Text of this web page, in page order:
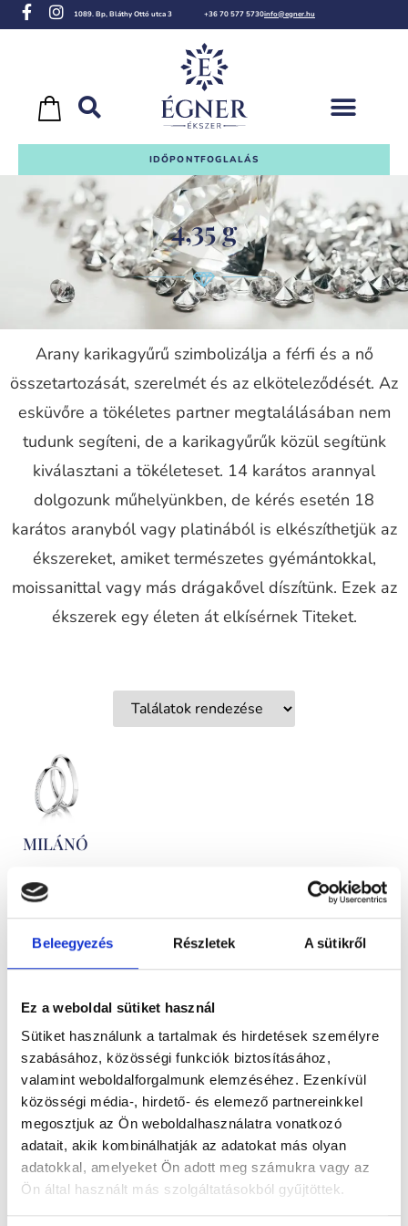
Beleegyezés Részletek A sütikről
Ez a weboldal sütiket használ
Sütiket használunk a tartalmak és hirdetések személyre
szabásához, közösségi funkciók biztosításához,
valamint weboldalforgalmunk elemzéséhez. Ezenkívül
közösségi média-, hirdető- és elemező partnereinkkel
megosztjuk az Ön weboldalhasználatra vonatkozó
adatait, akik kombinálhatják az adatokat más olyan
adatokkal, amelyeket Ön adott meg számukra vagy az
Ön által használt más szolgáltatásokból gyűjtöttek.
1089. Bp, Bláthy Ottó utca 3 +36 70 577 5730info@egner.hu
IDŐPONTFOGLALÁS
4,35 g
Arany karikagyűrű szimbolizálja a férfi és a nő
összetartozását, szerelmét és az elköteleződését. Az
esküvőre a tökéletes partner megtalálásában nem
tudunk segíteni, de a karikagyűrűk közül segítünk
kiválasztani a tökéleteset. 14 karátos arannyal
dolgozunk műhelyünkben, de kérés esetén 18
karátos aranyból vagy platinából is elkészíthetjük az
ékszereket, amiket természetes gyémántokkal,
moissanittal vagy más drágakővel díszítünk. Ezek az
ékszerek egy életen át elkísérnek Titeket.
MILÁNÓ
430.500
tól
Gyémántokkal
foglalt
fehérarany
karikagyűrű
pár